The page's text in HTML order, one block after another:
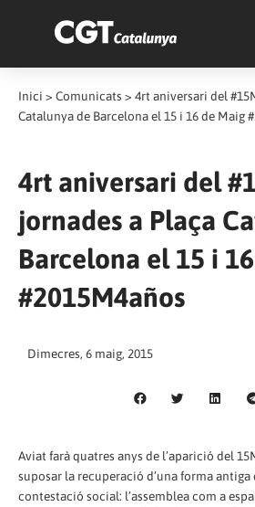
Inici > Comunicats > 4rt aniversari del
Catalunya de Barcelona el 15 i 16 de Maig
4rt aniversari del
jornades a Plaça
Barcelona el 15 i
#2015M4años
Dimecres, 6 maig, 2015
Aviat farà quatres anys de l’aparició del
suposar la recuperació d’una forma antiga
contestació social: l’assemblea com a